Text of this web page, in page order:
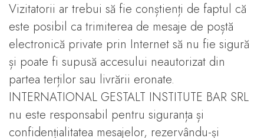
Vizitatorii ar trebui să fie conștienți de faptul că
este posibil ca trimiterea de mesaje de poștă
electronică private prin Internet să nu fie sigură
și poate fi supusă accesului neautorizat din
partea terților sau livrării eronate.
INTERNATIONAL GESTALT INSTITUTE BAR SRL
nu este responsabil pentru siguranța și
confidențialitatea mesajelor, rezervându-și